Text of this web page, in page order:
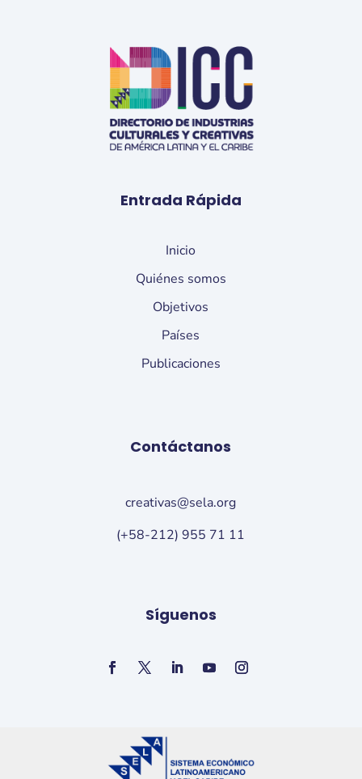
Entrada Rápida
Inicio
Quiénes somos
Objetivos
Países
Publicaciones
Contáctanos
creativas@sela.org
(+58-212) 955 71 11
Síguenos